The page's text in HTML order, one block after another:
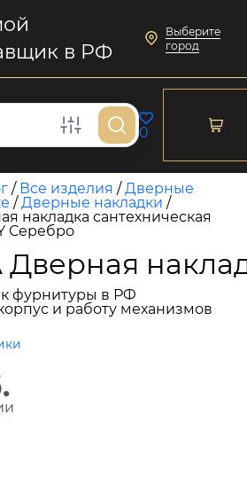
в РФ
Выберите
город
0
/ Все изделия /Дверные
/Дверные накладки /
накладка сантехническая
Серебро
Дверная
фурнитуры в РФ
и работу механизмов